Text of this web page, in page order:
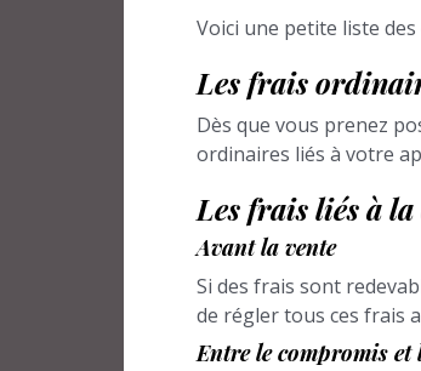
Voici une petite liste
Les frais
Dès que vous prenez
ordinaires liés à votre
Les frais liés à
Avant la vente
Si des frais sont
de régler tous ces frais
Entre le compromis et